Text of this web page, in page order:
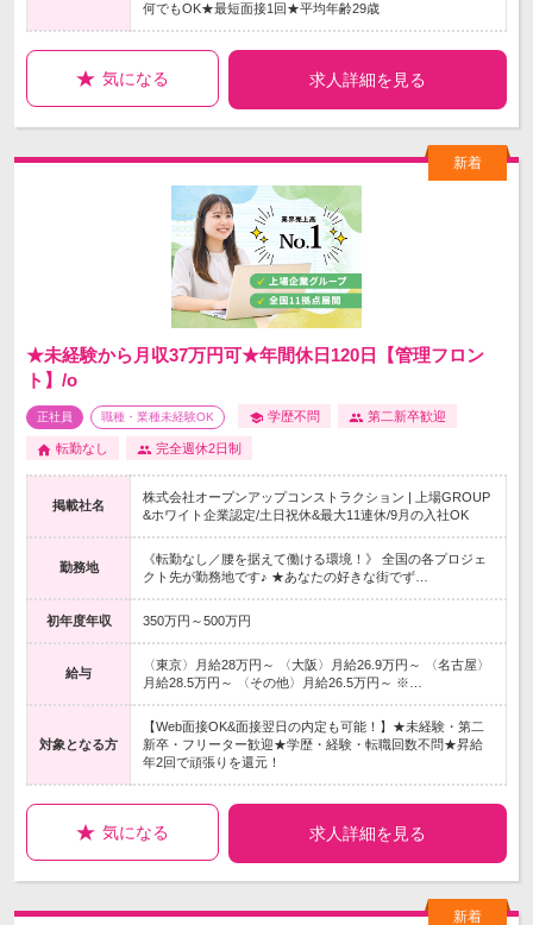
何でもOK★最短面接1回★平均年齢29歳
気になる 求人詳細を見る
★未経験から月収37万円可★年間休日120日【管理フロン
ト】/o
正社員 職種・業種未経験OK 学歴不問 第二新卒歓迎
転勤なし 完全週休2日制
掲載社名
株式会社オープンアップコンストラクション | 上場GROUP
&ホワイト企業認定/土日祝休&最大11連休/9月の入社OK
勤務地
《転勤なし／腰を据えて働ける環境！》 全国の各プロジェ
クト先が勤務地です♪ ★あなたの好きな街でず…
初年度年収 350万円～500万円
給与
〈東京〉月給28万円～ 〈大阪〉月給26.9万円～ 〈名古屋〉
月給28.5万円～ 〈その他〉月給26.5万円～ ※…
対象となる方
【Web面接OK&面接翌日の内定も可能！】★未経験・第二
新卒・フリーター歓迎★学歴・経験・転職回数不問★昇給
年2回で頑張りを還元！
気になる 求人詳細を見る